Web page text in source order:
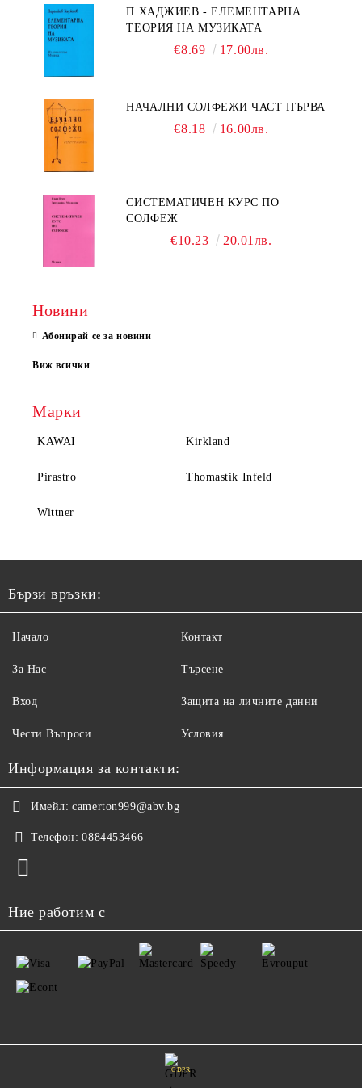
П.ХАДЖИЕВ - ЕЛЕМЕНТАРНА
ТЕОРИЯ НА МУЗИКАТА
€8.69 17.00лв.
НАЧАЛНИ СОЛФЕЖИ ЧАСТ ПЪРВА
€8.18 16.00лв.
СИСТЕМАТИЧЕН КУРС ПО
СОЛФЕЖ
€10.23 20.01лв.
Новини
Абонирай се за новини
Виж всички
Марки
KAWAI Kirkland
Pirastro Thomastik Infeld
Wittner
Бързи връзки:
Начало
За Нас
Вход
Чести Въпроси
Контакт
Търсене
Защита на личните данни
Условия
Информация за контакти:
Имейл: camerton999@abv.bg
Телефон: 0884453466
Ние работим с
GDPR